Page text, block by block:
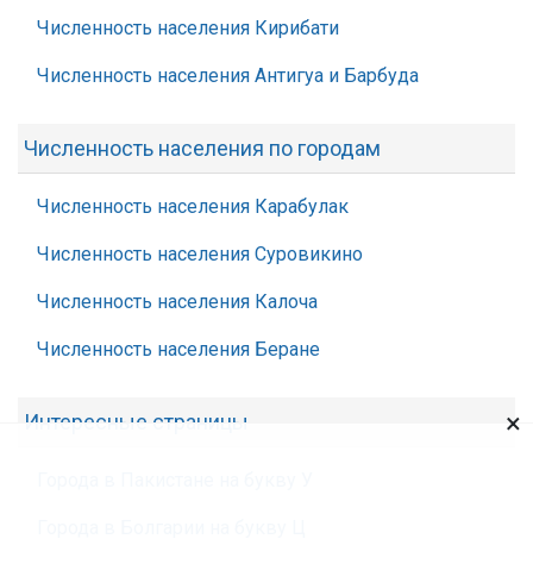
Численность населения Кирибати
Численность населения Антигуа и Барбуда
Численность населения по городам
Численность населения Карабулак
Численность населения Суровикино
Численность населения Калоча
Численность населения Беране
Интересные страницы ×